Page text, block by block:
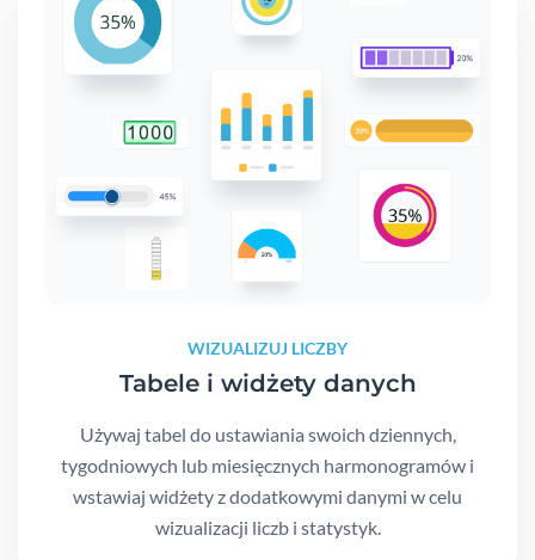
WIZUALIZUJ LICZBY
Tabele i widżety danych
Używaj tabel do ustawiania swoich dziennych,
tygodniowych lub miesięcznych harmonogramów i
wstawiaj widżety z dodatkowymi danymi w celu
wizualizacji liczb i statystyk.